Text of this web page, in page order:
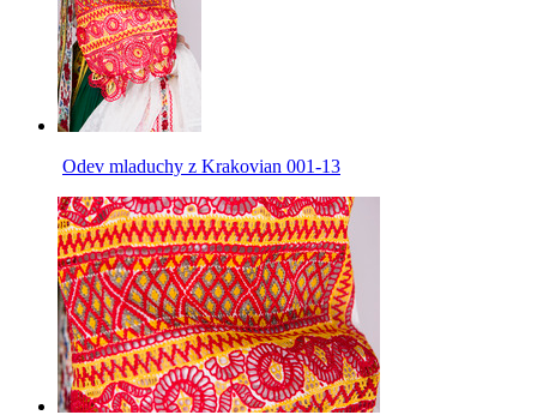
Odev mladuchy z Krakovian 001-13